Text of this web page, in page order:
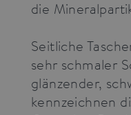
die
Seitliche
sehr schmaler
glänzender,
kennzeichnen